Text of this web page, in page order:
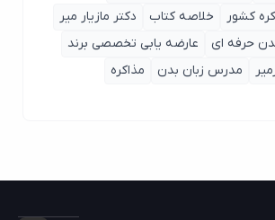
خلاصه کتاب
دکتر مازیار میر
ای
عارضه یابی تخصصی برند
مدرس زبان بدن
مذاکره